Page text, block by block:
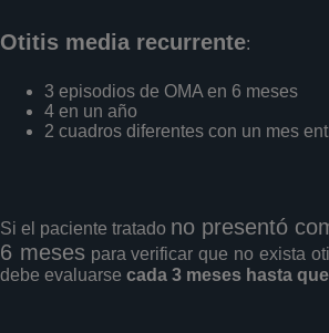
Otitis media recurrente:
3 episodios de OMA en 6 meses
4 en un año
2 cuadros diferentes con un mes
Si el paciente tratado no presentó
6 meses para verificar que no exista
debe evaluarse cada 3 meses hasta